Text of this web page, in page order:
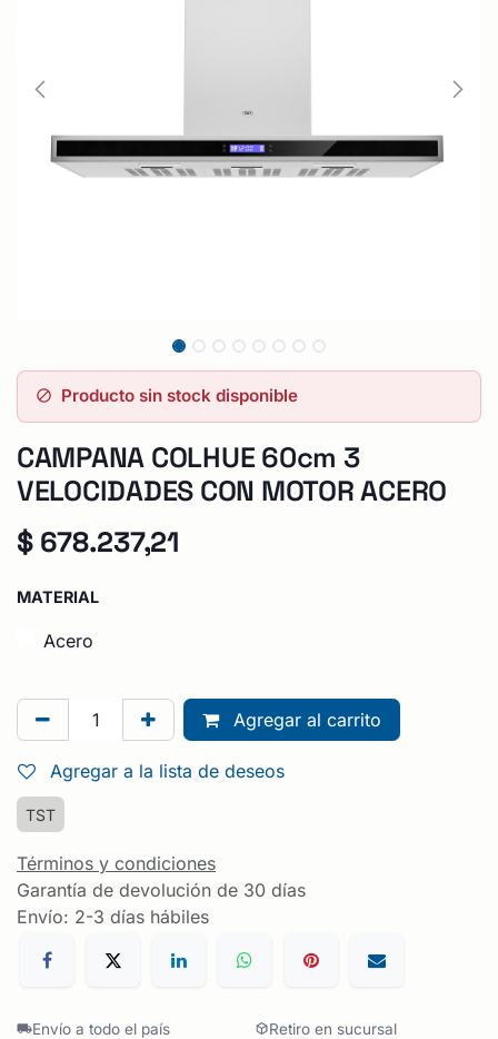
Producto sin stock disponible
CAMPANA COLHUE 60cm 3
VELOCIDADES CON MOTOR ACERO
$ 678.237,21
MATERIAL
Acero
Agregar al carrito
Agregar a la lista de deseos
TST
Términos y condiciones
Garantía de devolución de 30 días
Envío: 2-3 días hábiles
Envío a todo el país
Retiro en sucursal